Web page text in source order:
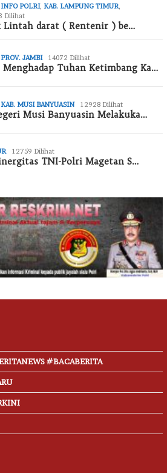
INFO POLRI, KAB. LAMPUNG TIMUR,
Dilihat
Lintah darat ( Rentenir ) be…
PROV. JAMBI 14072 Dilihat
Tuhan Ketimbang Ka…
KAB. MUSI BANYUASIN 12928 Dilihat
Musi Banyuasin Melakuka…
12759 Dilihat
TNI-Polri Magetan S…
#BACABERITA